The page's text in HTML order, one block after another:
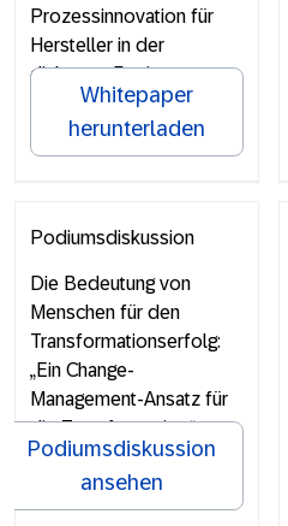
Prozessinnovation für
Hersteller in der
diskreten Fertigung
Whitepaper
herunterladen
Podiumsdiskussion
Die Bedeutung von
Menschen für den
Transformationserfolg:
„Ein Change-
Management-Ansatz für
die Transformation“
Podiumsdiskussion
ansehen